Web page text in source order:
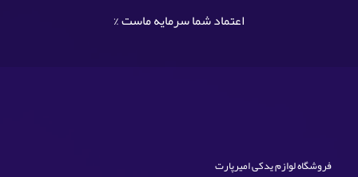
اعتماد شما سرمایه ماست %
فروشگاه لوازم یدکی امیرپارت